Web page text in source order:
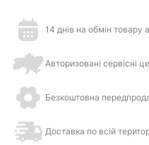
14 днів на обмін
Авторизовані сервісні
Безкоштовна
Доставка по всій